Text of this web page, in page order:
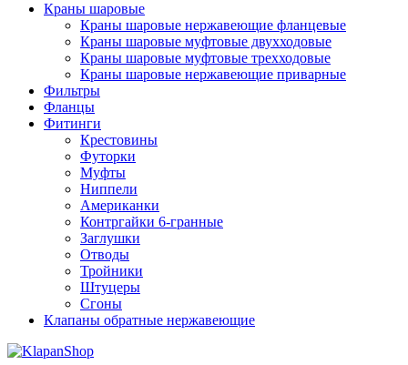
Краны шаровые
Краны шаровые нержавеющие фланцевые
Краны шаровые муфтовые двухходовые
Краны шаровые муфтовые трехходовые
Краны шаровые нержавеющие приварные
Фильтры
Фланцы
Фитинги
Крестовины
Футорки
Муфты
Ниппели
Американки
Контргайки 6-гранные
Заглушки
Отводы
Тройники
Штуцеры
Сгоны
Клапаны обратные нержавеющие